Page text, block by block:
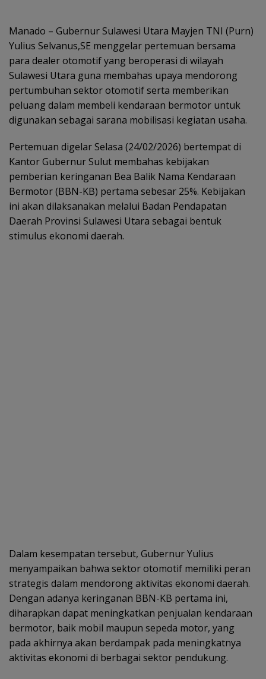
Manado – Gubernur Sulawesi Utara Mayjen TNI (Purn)
Yulius Selvanus,SE menggelar pertemuan bersama
para dealer otomotif yang beroperasi di wilayah
Sulawesi Utara guna membahas upaya mendorong
pertumbuhan sektor otomotif serta memberikan
peluang dalam membeli kendaraan bermotor untuk
digunakan sebagai sarana mobilisasi kegiatan usaha.
Pertemuan digelar Selasa (24/02/2026) bertempat di
Kantor Gubernur Sulut membahas kebijakan
pemberian keringanan Bea Balik Nama Kendaraan
Bermotor (BBN-KB) pertama sebesar 25%. Kebijakan
ini akan dilaksanakan melalui Badan Pendapatan
Daerah Provinsi Sulawesi Utara sebagai bentuk
stimulus ekonomi daerah.
Dalam kesempatan tersebut, Gubernur Yulius
menyampaikan bahwa sektor otomotif memiliki peran
strategis dalam mendorong aktivitas ekonomi daerah.
Dengan adanya keringanan BBN-KB pertama ini,
diharapkan dapat meningkatkan penjualan kendaraan
bermotor, baik mobil maupun sepeda motor, yang
pada akhirnya akan berdampak pada meningkatnya
aktivitas ekonomi di berbagai sektor pendukung.